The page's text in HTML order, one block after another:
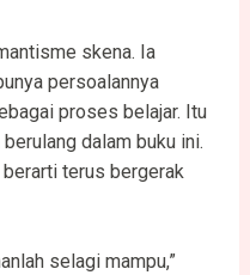
skena. Ia
persoalannya
proses belajar. Itu
dalam buku ini.
berarti terus bergerak
selagi mampu,”